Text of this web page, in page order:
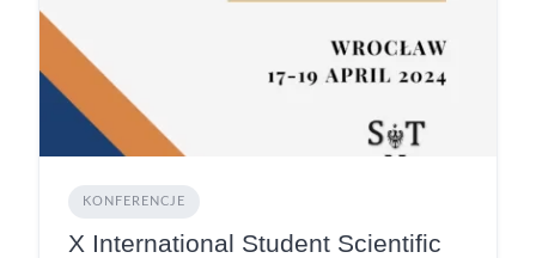
KONFERENCJE
X International Student Scientific